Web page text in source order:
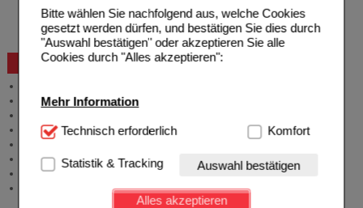
Bitte wählen Sie nachfolgend aus, welche Cookies
gesetzt werden dürfen, und bestätigen Sie dies durch
"Auswahl bestätigen" oder akzeptieren Sie alle
Cookies durch "Alles akzeptieren":
Mehr Information
Technisch Notwendig:Hierbei handelt es sich um
Website notwendig sind (z.B. Navigation, Warenkorb,
Kundenkonto), weshalb auf diese nicht verzichtet
werden kann.
Technisch erforderlich Komfort
Statistik & Tracking Auswahl bestätigen
Alles akzeptieren
Widerrufsformular
Problembehebung
Bestellschein
Beratung und Service
Produktberatung
Zuzahlungsfreie Arzneien
Newsletter
Neukundenprämie